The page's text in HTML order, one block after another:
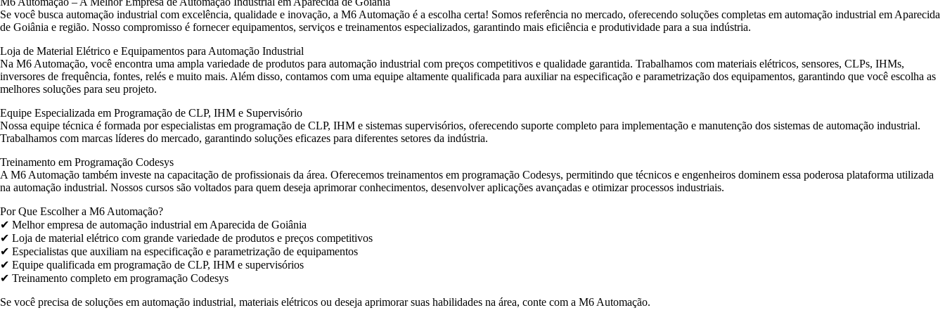
Se você busca automação industrial com excelência, qualidade e inovação, a M6 Automação é a escolha certa! Somos referência no mercado, oferecendo soluções completas em automação industrial em Aparecida
de Goiânia e região. Nosso compromisso é fornecer equipamentos, serviços e treinamentos especializados, garantindo mais eficiência e produtividade para a sua indústria.
Loja de Material Elétrico e Equipamentos para Automação Industrial
Na M6 Automação, você encontra uma ampla variedade de produtos para automação industrial com preços competitivos e qualidade garantida. Trabalhamos com materiais elétricos, sensores, CLPs, IHMs,
inversores de frequência, fontes, relés e muito mais. Além disso, contamos com uma equipe altamente qualificada para auxiliar na especificação e parametrização dos equipamentos, garantindo que você escolha as
melhores soluções para seu projeto.
Equipe Especializada em Programação de CLP, IHM e Supervisório
Nossa equipe técnica é formada por especialistas em programação de CLP, IHM e sistemas supervisórios, oferecendo suporte completo para implementação e manutenção dos sistemas de automação industrial.
Trabalhamos com marcas líderes do mercado, garantindo soluções eficazes para diferentes setores da indústria.
Treinamento em Programação Codesys
A M6 Automação também investe na capacitação de profissionais da área. Oferecemos treinamentos em programação Codesys, permitindo que técnicos e engenheiros dominem essa poderosa plataforma utilizada
na automação industrial. Nossos cursos são voltados para quem deseja aprimorar conhecimentos, desenvolver aplicações avançadas e otimizar processos industriais.
Por Que Escolher a M6 Automação?
✔ Melhor empresa de automação industrial em Aparecida de Goiânia
✔ Loja de material elétrico com grande variedade de produtos e preços competitivos
✔ Especialistas que auxiliam na especificação e parametrização de equipamentos
✔ Equipe qualificada em programação de CLP, IHM e supervisórios
✔ Treinamento completo em programação Codesys
Se você precisa de soluções em automação industrial, materiais elétricos ou deseja aprimorar suas habilidades na área, conte com a M6 Automação.